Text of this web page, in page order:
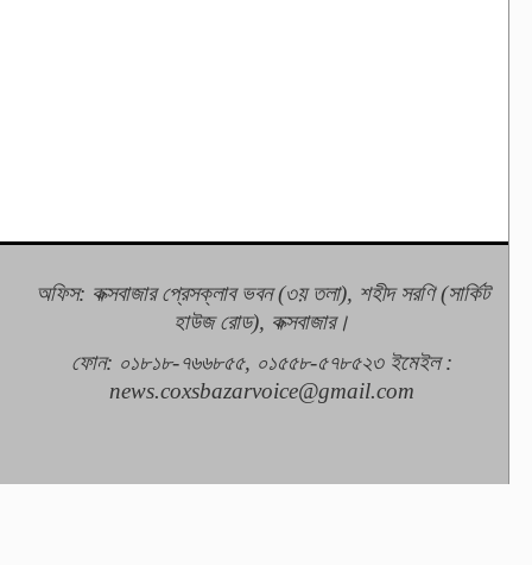
অফিস: কক্সবাজার প্রেসক্লাব ভবন (৩য় তলা), শহীদ সরণি (সার্কিট
হাউজ রোড), কক্সবাজার।
ফোন: ০১৮১৮-৭৬৬৮৫৫, ০১৫৫৮-৫৭৮৫২৩ ইমেইল :
news.coxsbazarvoice@gmail.com